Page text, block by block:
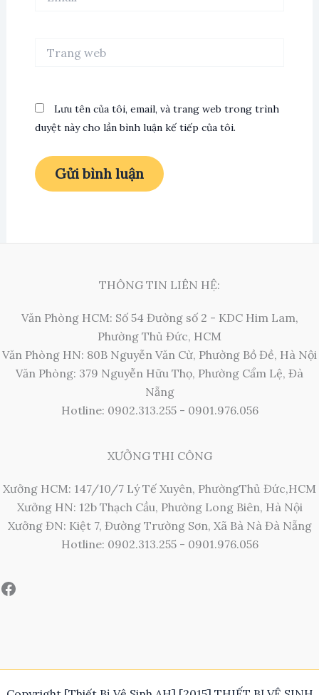
web
Lưu tên của tôi, email, và trang web trong trình
duyệt này cho lần bình luận kế tiếp của tôi.
THÔNG TIN LIÊN HỆ:
Văn Phòng HCM: Số 54 Đường số 2 - KDC Him Lam,
Phường Thủ Đức, HCM
Văn Phòng HN: 80B Nguyễn Văn Cừ, Phường Bồ Đề, Hà Nội
Văn Phòng: 379 Nguyễn Hữu Thọ, Phường Cẩm Lệ, Đà
Nẵng
Hotline: 0902.313.255 - 0901.976.056
XƯỞNG THI CÔNG
Xưởng HCM: 147/10/7 Lý Tế Xuyên, PhườngThủ Đức,HCM
Xưởng HN: 12b Thạch Cầu, Phường Long Biên, Hà Nội
Xưởng ĐN: Kiệt 7, Đường Trường Sơn, Xã Bà Nà Đà Nẵng
Hotline: 0902.313.255 - 0901.976.056